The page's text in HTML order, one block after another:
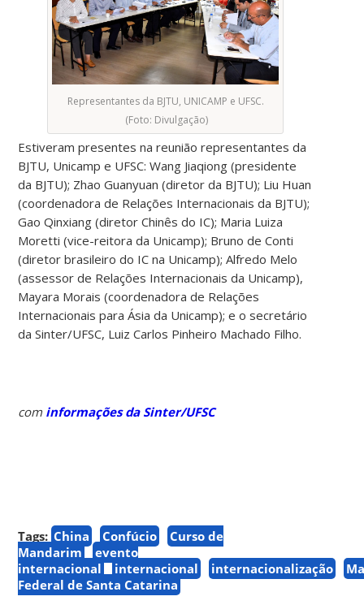
Representantes da BJTU, UNICAMP e UFSC.
(Foto: Divulgação)
Estiveram presentes na reunião representantes da
BJTU, Unicamp e UFSC: Wang Jiaqiong (presidente
da BJTU); Zhao Guanyuan (diretor da BJTU); Liu Huan
(coordenadora de Relações Internacionais da BJTU);
Gao Qinxiang (diretor Chinês do IC); Maria Luiza
Moretti (vice-reitora da Unicamp); Bruno de Conti
(diretor brasileiro do IC na Unicamp); Alfredo Melo
(assessor de Relações Internacionais da Unicamp),
Mayara Morais (coordenadora de Relações
Internacionais para Ásia da Unicamp); e o secretário
da Sinter/UFSC, Luiz Carlos Pinheiro Machado Filho.
com informações da Sinter/UFSC
Tags: China Confúcio
Curso de
Mandarim
evento
internacional
internacional internacionalização
Federal de Santa Catarina